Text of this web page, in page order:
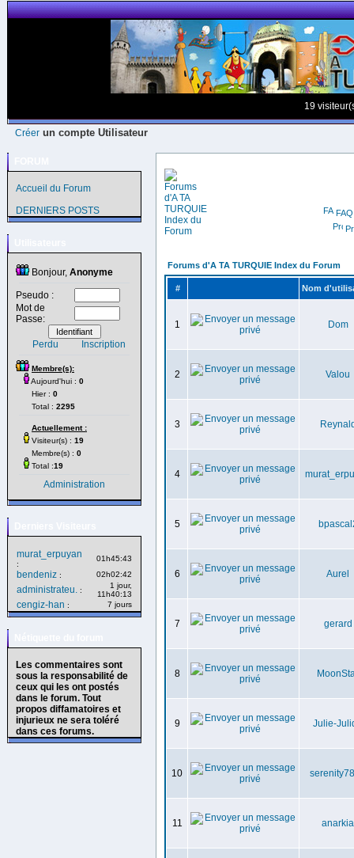
19
Créer un compte Utilisateur
Accueil du Forum
DERNIERS POSTS
Bonjour, Anonyme
Pseudo :
Mot de
Passe:
Perdu Inscription
Membre(s):
Aujourd'hui : 0
Hier : 0
Total : 2295
Actuellement :
Visiteur(s) : 19
Membre(s) : 0
Total :19
Administration
murat_erpuyan
:
01h45:43
bendeniz : 02h02:42
administrateu. :
1 jour,
11h40:13
cengiz-han : 7 jours
Les commentaires sont
sous la responsabilité de
ceux qui les ont postés
dans le forum. Tout
propos diffamatoires et
injurieux ne sera toléré
dans ces forums.
FAQ
Forums d'A TA TURQUIE Index du Forum
# Nom
1 Dom
2 Valou
3
4
5
6 Aurel
7 gerard
8
9 Julie-
10
11 anarkia